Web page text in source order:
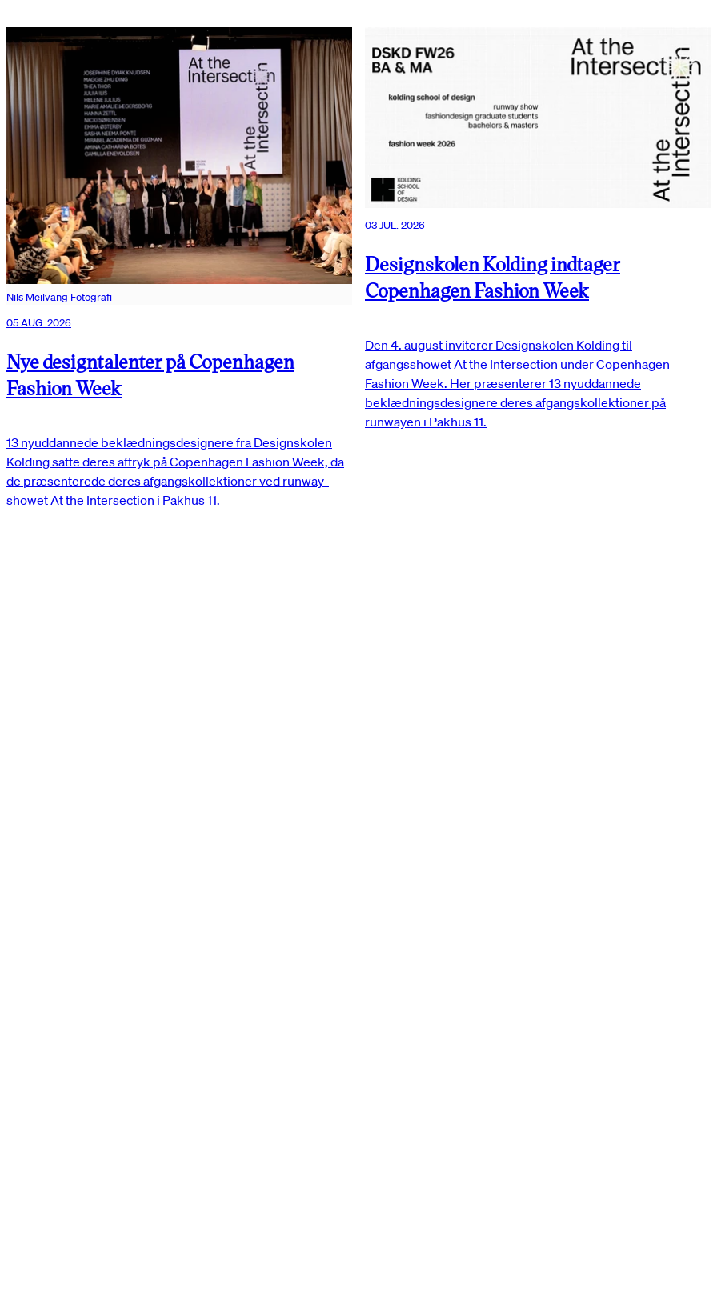
Nils Meilvang Fotografi
05 AUG. 2026
Nye designtalenter på Copenhagen
Fashion Week
13 nyuddannede beklædningsdesignere fra Designskolen
Kolding satte deres aftryk på Copenhagen Fashion Week, da
de præsenterede deres afgangskollektioner ved runway-
showet At the Intersection i Pakhus 11.
03 JUL. 2026
Designskolen Kolding indtager
Copenhagen Fashion Week
Den 4. august inviterer Designskolen Kolding til
afgangsshowet At the Intersection under Copenhagen
Fashion Week. Her præsenterer 13 nyuddannede
beklædningsdesignere deres afgangskollektioner på
runwayen i Pakhus 11.